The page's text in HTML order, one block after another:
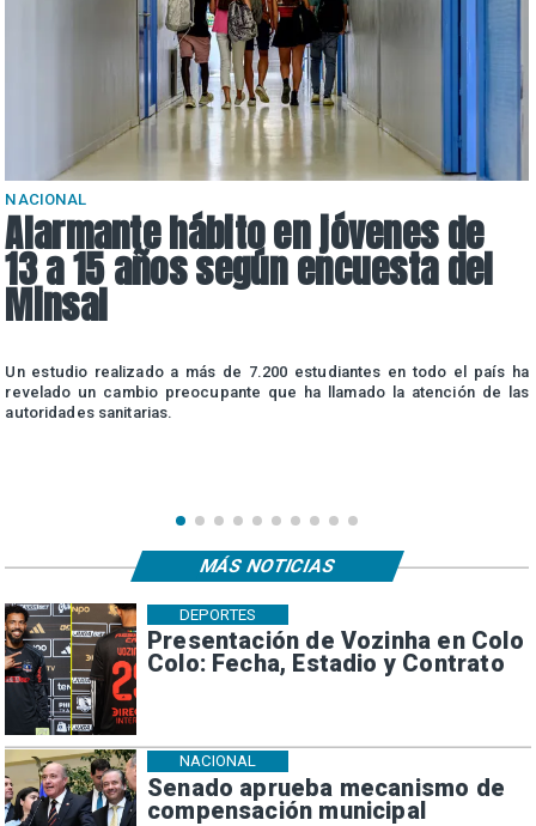
NACIONAL
Alarmante hábito en jóvenes de
13 a 15 años según encuesta del
Minsal
Un estudio realizado a más de 7.200 estudiantes en todo el país ha
revelado un cambio preocupante que ha llamado la atención de las
autoridades sanitarias.
Presentación de Vozinha en Colo
Colo: Fecha, Estadio y Contrato
DEPORTES
Senado aprueba mecanismo de
compensación municipal
NACIONAL
MÁS NOTICIAS